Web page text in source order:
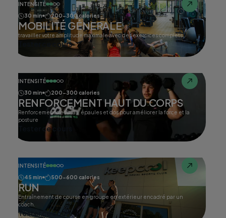
INTENSITÉ
30 min
200-300 calories
MOBILITÉ GÉNERALE
travailler votre amplitude maximale avec des exercices complets.
Tester ce cours
INTENSITÉ
30 min
200-300 calories
RENFORCEMENT HAUT DU CORPS
Renforcement des bras, épaules et dos pour améliorer la force et la
posture
Tester ce cours
INTENSITÉ
45 min
500-600 calories
RUN
Entraînement de course en groupe en extérieur encadré par un
coach.
Tester ce cours